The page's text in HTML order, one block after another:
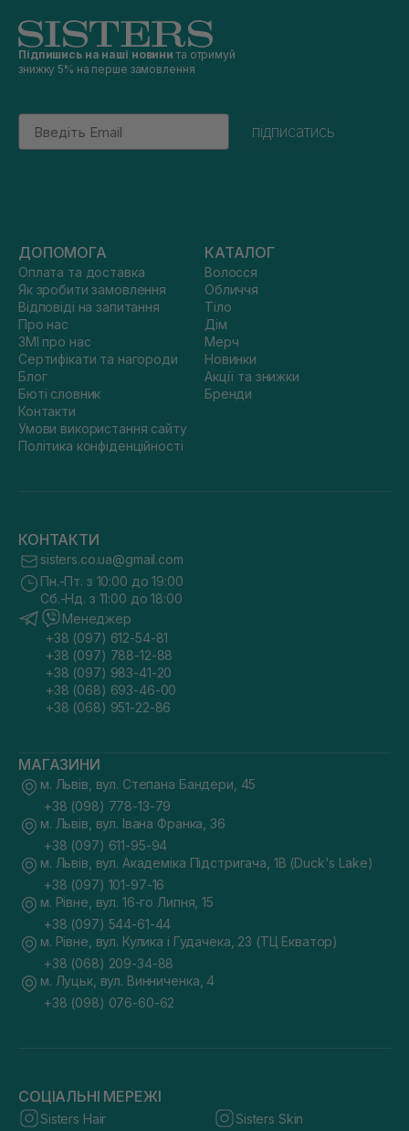
Підпишись на наші новини та отримуй
знижку 5% на перше замовлення
Email
підписатись
ДОПОМОГА
Оплата та доставка
Як зробити замовлення
Відповіді на запитання
Про нас
ЗМІ про нас
Сертифікати та нагороди
Блог
Бюті словник
Контакти
Умови використання сайту
Політика конфіденційності
КАТАЛОГ
Волосся
Обличчя
Тіло
Дім
Мерч
Новинки
Акції та знижки
Бренди
КОНТАКТИ
sisters.co.ua@gmail.com
Пн.-Пт. з 10:00 до 19:00
Сб.-Нд. з 11:00 до 18:00
Менеджер
+38 (097) 612-54-81
+38 (097) 788-12-88
+38 (097) 983-41-20
+38 (068) 693-46-00
+38 (068) 951-22-86
МАГАЗИНИ
м. Львів, вул. Степана Бандери, 45
+38 (098) 778-13-79
м. Львів, вул. Івана Франка, 36
+38 (097) 611-95-94
м. Львів, вул. Академіка Підстригача, 1В (Duck's Lake)
+38 (097) 101-97-16
м. Рівне, вул. 16-го Липня, 15
+38 (097) 544-61-44
м. Рівне, вул. Кулика і Гудачека, 23 (ТЦ Екватор)
+38 (068) 209-34-88
м. Луцьк, вул. Винниченка, 4
+38 (098) 076-60-62
СОЦІАЛЬНІ МЕРЕЖІ
Sisters Hair Sisters Skin